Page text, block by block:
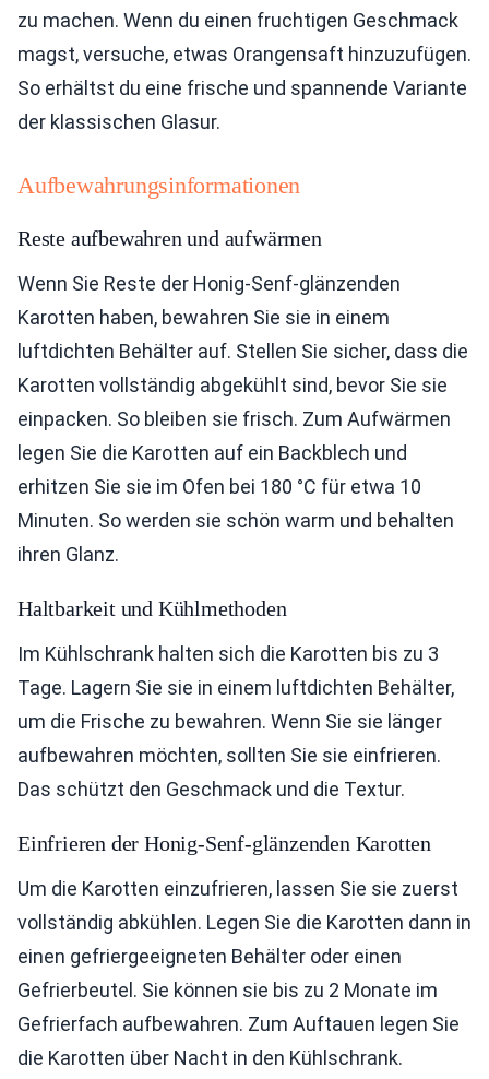
zu machen. Wenn du einen fruchtigen Geschmack
magst, versuche, etwas Orangensaft hinzuzufügen.
So erhältst du eine frische und spannende Variante
der klassischen Glasur.
Aufbewahrungsinformationen
Reste aufbewahren und aufwärmen
Wenn Sie Reste der Honig-Senf-glänzenden
Karotten haben, bewahren Sie sie in einem
luftdichten Behälter auf. Stellen Sie sicher, dass die
Karotten vollständig abgekühlt sind, bevor Sie sie
einpacken. So bleiben sie frisch. Zum Aufwärmen
legen Sie die Karotten auf ein Backblech und
erhitzen Sie sie im Ofen bei 180 °C für etwa 10
Minuten. So werden sie schön warm und behalten
ihren Glanz.
Haltbarkeit und Kühlmethoden
Im Kühlschrank halten sich die Karotten bis zu 3
Tage. Lagern Sie sie in einem luftdichten Behälter,
um die Frische zu bewahren. Wenn Sie sie länger
aufbewahren möchten, sollten Sie sie einfrieren.
Das schützt den Geschmack und die Textur.
Einfrieren der Honig-Senf-glänzenden Karotten
Um die Karotten einzufrieren, lassen Sie sie zuerst
vollständig abkühlen. Legen Sie die Karotten dann in
einen gefriergeeigneten Behälter oder einen
Gefrierbeutel. Sie können sie bis zu 2 Monate im
Gefrierfach aufbewahren. Zum Auftauen legen Sie
die Karotten über Nacht in den Kühlschrank.